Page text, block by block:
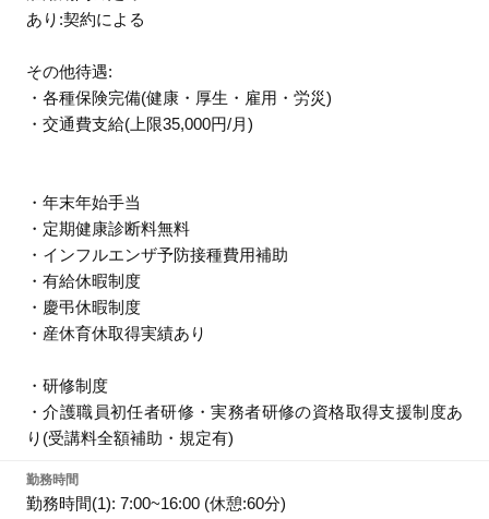
あり:契約による
その他待遇:
・各種保険完備(健康・厚生・雇用・労災)
・交通費支給(上限35,000円/月)
・年末年始手当
・定期健康診断料無料
・インフルエンザ予防接種費用補助
・有給休暇制度
・慶弔休暇制度
・産休育休取得実績あり
・研修制度
・介護職員初任者研修・実務者研修の資格取得支援制度あ
り(受講料全額補助・規定有)
勤務時間
勤務時間(1): 7:00~16:00 (休憩:60分)